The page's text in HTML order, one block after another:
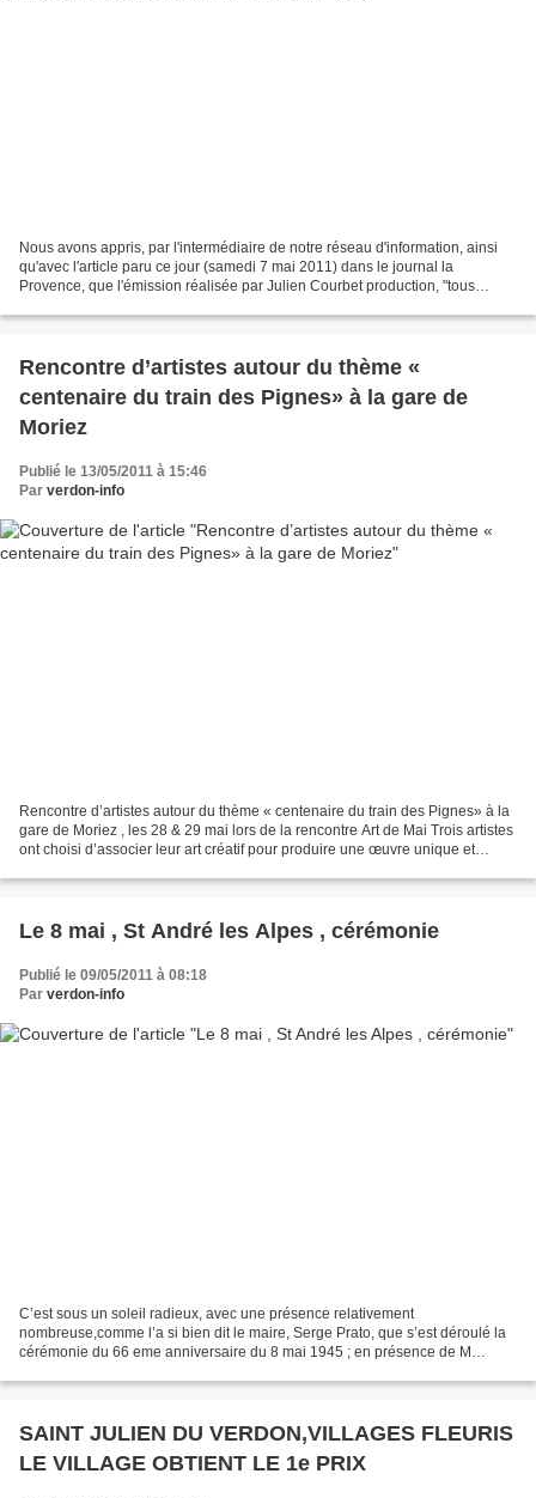
Nous avons appris, par l'intermédiaire de notre réseau d'information, ainsi
qu'avec l'article paru ce jour (samedi 7 mai 2011) dans le journal la
Provence, que l'émission réalisée par Julien Courbet production, "tous
Rencontre d’artistes autour du thème «
centenaire du train des Pignes» à la gare de
Moriez
Publié le 13/05/2011 à 15:46
Par verdon-info
Rencontre d’artistes autour du thème « centenaire du train des Pignes» à la
gare de Moriez , les 28 & 29 mai lors de la rencontre Art de Mai Trois artistes
ont choisi d’associer leur art créatif pour produire une œuvre unique et
Le 8 mai , St André les Alpes , cérémonie
Publié le 09/05/2011 à 08:18
Par verdon-info
C’est sous un soleil radieux, avec une présence relativement
nombreuse,comme l’a si bien dit le maire, Serge Prato, que s’est déroulé la
cérémonie du 66 eme anniversaire du 8 mai 1945 ; en présence de M
SAINT JULIEN DU VERDON,VILLAGES FLEURIS
LE VILLAGE OBTIENT LE 1e PRIX